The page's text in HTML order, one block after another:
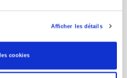
Afficher les détails
cookies